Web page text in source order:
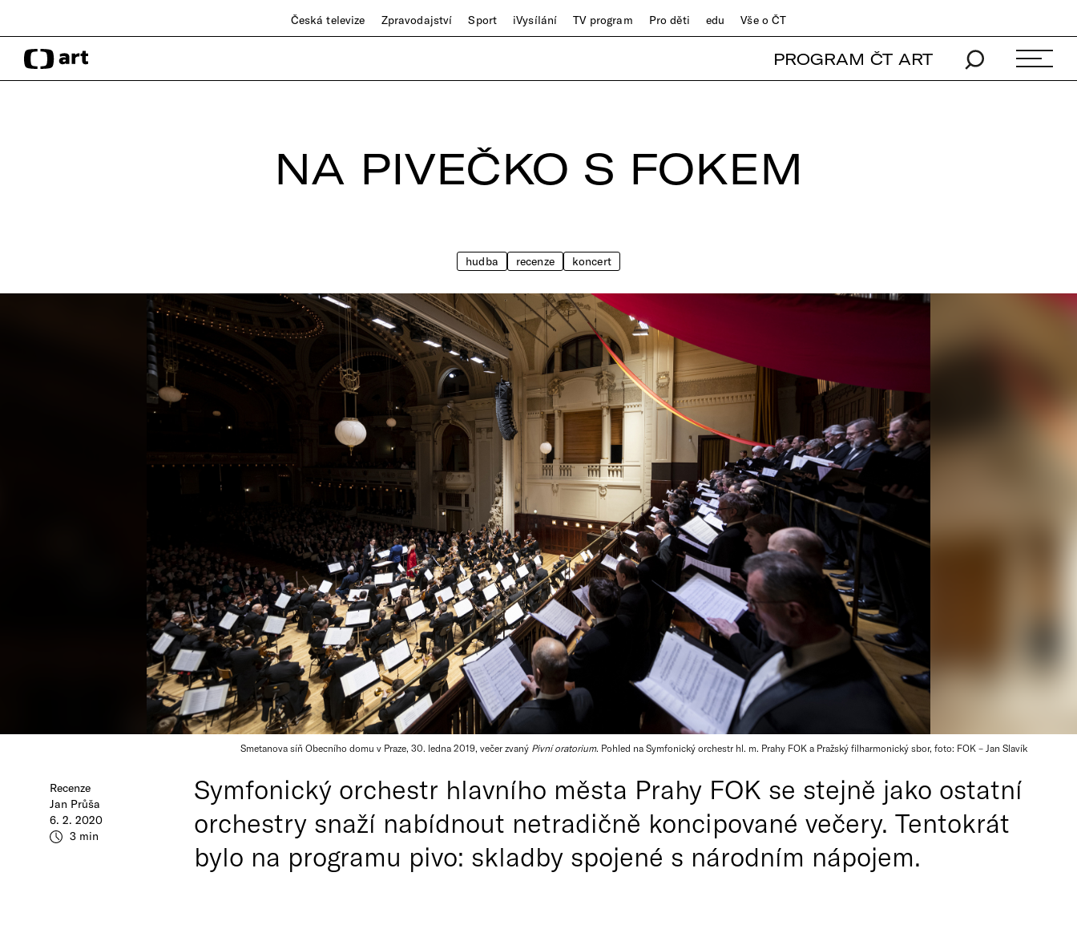
Česká televize Zpravodajství Sport iVysílání TV program Pro děti edu Vše o ČT
PROGRAM ČT ART
NA PIVEČKO S FOKEM
hudba recenze koncert
Smetanova síň Obecního domu v Praze, 30. ledna 2019, večer zvaný Pivní oratorium. Pohled na Symfonický orchestr hl. m. Prahy FOK a Pražský filharmonický sbor, foto: FOK – Jan Slavík
Recenze
Jan Průša
6. 2. 2020
3 min
Symfonický orchestr hlavního města Prahy FOK se stejně jako ostatní
orchestry snaží nabídnout netradičně koncipované večery. Tentokrát
bylo na programu pivo: skladby spojené s národním nápojem.